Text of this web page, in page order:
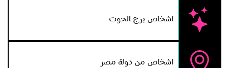
اشخاص برج الحوت
اشخاص من دولة مصر